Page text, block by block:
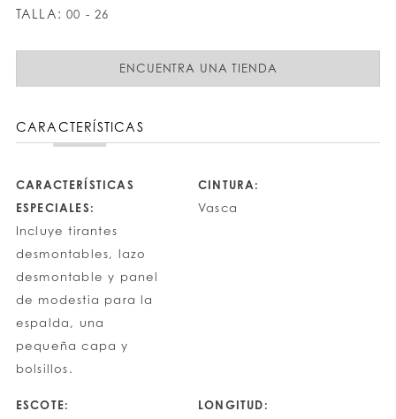
TALLA: 00 - 26
ENCUENTRA UNA TIENDA
CARACTERÍSTICAS
CARACTERÍSTICAS
ESPECIALES:
Incluye tirantes
desmontables, lazo
desmontable y panel
de modestia para la
espalda, una
pequeña capa y
bolsillos.
CINTURA:
Vasca
ESCOTE:
LONGITUD: